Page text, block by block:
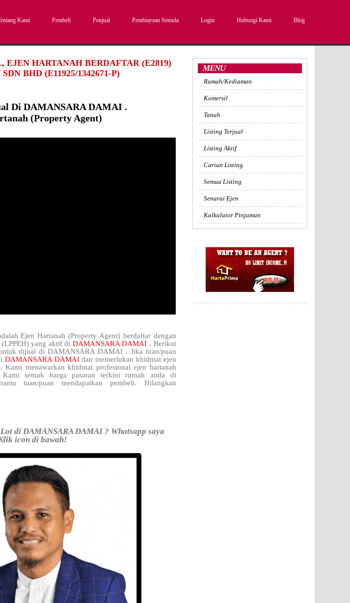
Kami Pembeli Penjual Pembiayaan Semula Login Hubungi Kami Blog
EJEN HARTANAH BERDAFTAR (E2819)
BHD (E11925/1342671-P)
Di DAMANSARA DAMAI .
(Property Agent)
Ejen Hartanah (Property Agent) berdaftar dengan
yang aktif di DAMANSARA DAMAI . Berikut
dijual di DAMANSARA DAMAI . Jika tuan/puan
DAMANSARA DAMAIdan memerlukan khidmat ejen
Kami menawarkan khidmat profesional ejen hartanah
semak harga pasaran terkini rumah anda di
tuan/puan mendapatkan pembeli. Hilangkan
di DAMANSARA DAMAI ? Whatsapp saya
icon di bawah!
MENU
Rumah/Kediaman
Komersil
Tanah
Listing Terjual
Listing Aktif
Carian Listing
Semua Listing
Senarai Ejen
Kalkulator Pinjaman